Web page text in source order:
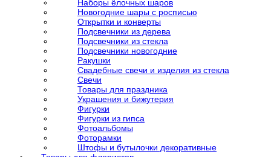
Наборы ёлочных шаров
Новогодние шары с росписью
Открытки и конверты
Подсвечники из дерева
Подсвечники из стекла
Подсвечники новогодние
Ракушки
Свадебные свечи и изделия из стекла
Свечи
Товары для праздника
Украшения и бижутерия
Фигурки
Фигурки из гипса
Фотоальбомы
Фоторамки
Штофы и бутылочки декоративные